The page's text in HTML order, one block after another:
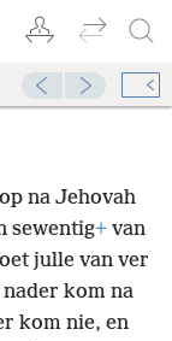
na Jehovah
sewentig+ van
julle van ver
nader kom na
kom nie, en